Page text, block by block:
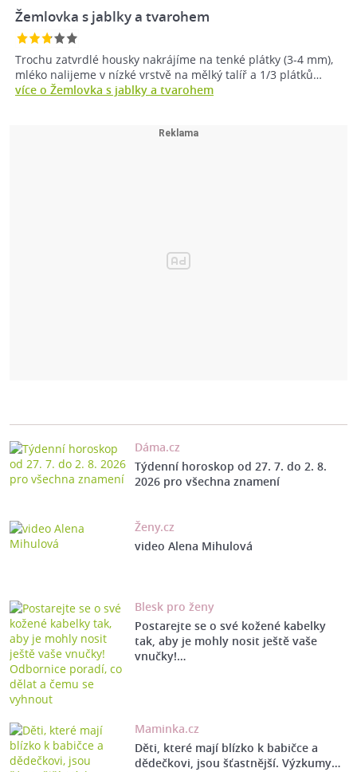
Žemlovka s jablky a tvarohem
Trochu zatvrdlé housky nakrájíme na tenké plátky (3-4 mm),
mléko nalijeme v nízké vrstvě na mělký talíř a 1/3 plátků…
více o Žemlovka s jablky a tvarohem
Dáma.cz
Týdenní horoskop od 27. 7. do 2. 8.
2026 pro všechna znamení
Ženy.cz
video Alena Mihulová
Blesk pro ženy
Postarejte se o své kožené kabelky
tak, aby je mohly nosit ještě vaše
vnučky!…
Maminka.cz
Děti, které mají blízko k babičce a
dědečkovi, jsou šťastnější. Výzkumy…